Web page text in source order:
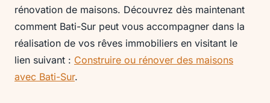
rénovation de maisons. Découvrez dès maintenant
comment Bati-Sur peut vous accompagner dans la
réalisation de vos rêves immobiliers en visitant le
lien suivant : Construire ou rénover des maisons
avec Bati-Sur.